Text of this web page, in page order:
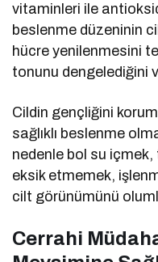
vitaminleri ile
beslenme düzeninin
hücre yenilenmesini
tonunu dengelediğini
Cildin gençliğini
sağlıklı beslenme
nedenle bol su
eksik etmemek,
cilt görünümünü
Cerrahi